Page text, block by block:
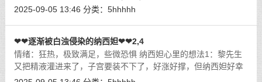
2025-09-05 13:46 分类： 5hhhhh
❤❤逐渐被白浊侵染的纳西妲❤❤2,4
情绪：狂热，极致满足，些微恐惧 纳西妲心里的想法1：黎先生
又把精液灌进来了，子宫要装不下了，好涨好撑，但纳西妲好幸
福！[详细]